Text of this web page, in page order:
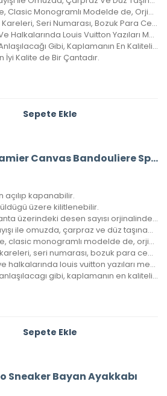
Çanta Kareli Modelde de, Clasic Monogramlı Modelde de, Orjinalinde ki Kare Sayısı İle Çantamızdaki Kare Sayıları Eşittir.
Louis Vuitton Logoları Ve Kareleri, Seri Numarası, Bozuk Para Cebi İle Birebir Aynıdır.
Askı Kayışının Kancaları Ve Halkalarında Louis Vuitton Yazıları Mevcuttur Ve Metal Aksamları Altın Banyodur.
Altın Banyo Adından da Anlaşılacağı Gibi, Kaplamanın En Kaliteli Olanıdır. Ömürlüktür, Yıllarca Kararmaz, Sararmaz.
İyi Kalite de Bir Çantadır.
Sepete Ekle
A+ Louis Vuitton Damier Canvas Bandouliere Speedy 30’Luk Vejital Deri
kapanabilir.
üzere kilitlenebilir.
Orjinali ile birebir olup çanta üzerindeki desen sayısı orjinalinde ki ile aynıdır.
Çanta vejital deri askı kayışı ile omuzda, çarpraz ve düz taşınabilir.
Çanta kareli modelde de, clasic monogramlı modelde de, orjinalinde ki kare sayısı ile çantamızdaki kare sayıları eşittir.
Louıs Vuitton logoları ve kareleri, seri numarası, bozuk para cebi ile birebir aynıdır.
Askı kayışının kancaları ve halkalarında louis vuitton yazıları mevcuttur ve metal aksamları altın banyodur.
Altın banyo adından da anlaşılacagı gibi, kaplamanın en kaliteli olanıdır. Ömürlüktür, kararma yapmaz.
Sepete Ekle
Sneaker Bayan Ayakkabı